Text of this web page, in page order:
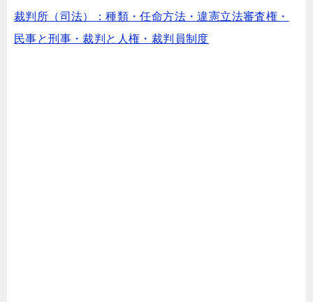
裁判所（司法）：種類・任命方法・違憲立法審査権・
民事と刑事・裁判と人権・裁判員制度